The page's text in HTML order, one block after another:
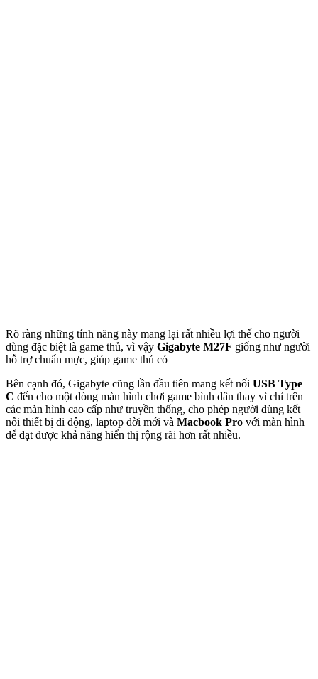
Rõ ràng những tính năng này mang lại rất nhiều lợi thế cho người
dùng đặc biệt là game thủ, vì vậy Gigabyte M27F giống như người
hỗ trợ chuẩn mực, giúp game thủ có
Bên cạnh đó, Gigabyte cũng lần đầu tiên mang kết nối USB Type
C đến cho một dòng màn hình chơi game bình dân thay vì chỉ trên
các màn hình cao cấp như truyền thống, cho phép người dùng kết
nối thiết bị di động, laptop đời mới và Macbook Pro với màn hình
để đạt được khả năng hiển thị rộng rãi hơn rất nhiều.